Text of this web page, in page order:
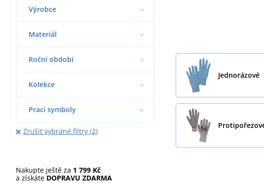
Výrobce
Materiál
Roční období
Kolekce
Prací symboly
Zrušit vybrané filtry (2)
Nakupte ještě za 1 799 Kč
a získáte DOPRAVU ZDARMA
Jednorázové